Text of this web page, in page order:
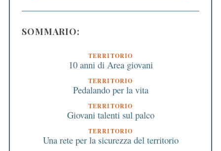
SOMMARIO:
TERRITORIO
10 anni di Area giovani
TERRITORIO
Pedalando per la vita
TERRITORIO
Giovani talenti sul palco
TERRITORIO
Una rete per la sicurezza del territorio